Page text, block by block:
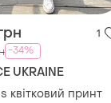
1
-34%
UKRAINE
квітковий принт